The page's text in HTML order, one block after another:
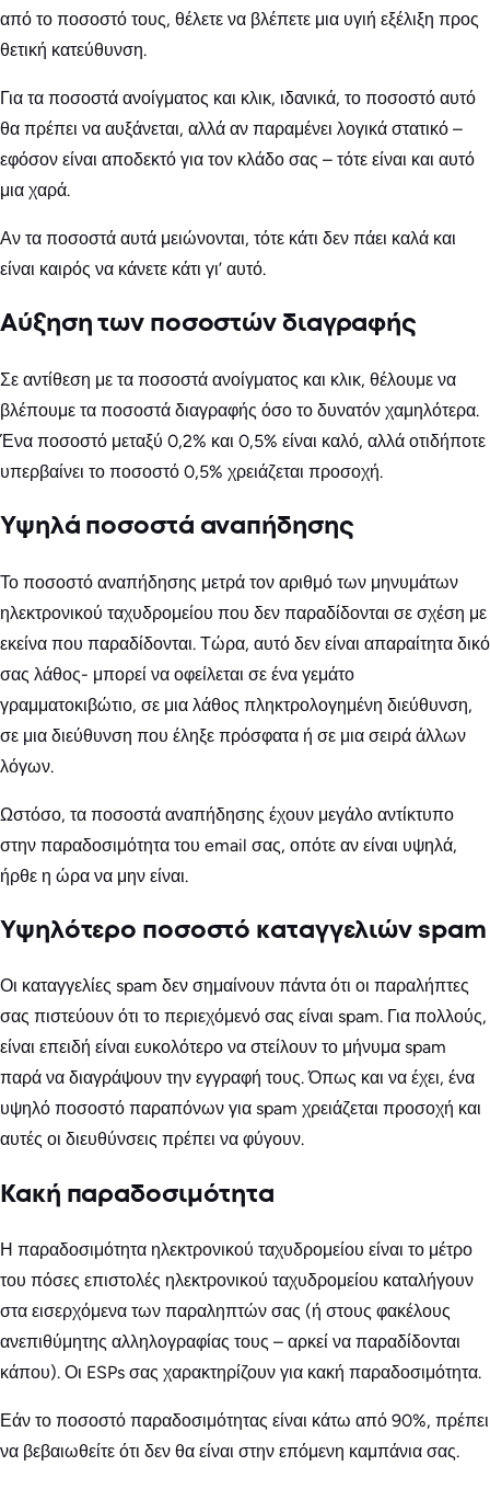
από το ποσοστό τους, θέλετε να βλέπετε μια υγιή εξέλιξη προς
θετική κατεύθυνση.
Για τα ποσοστά ανοίγματος και κλικ, ιδανικά, το ποσοστό αυτό
θα πρέπει να αυξάνεται, αλλά αν παραμένει λογικά στατικό –
εφόσον είναι αποδεκτό για τον κλάδο σας – τότε είναι και αυτό
μια χαρά.
Αν τα ποσοστά αυτά μειώνονται, τότε κάτι δεν πάει καλά και
είναι καιρός να κάνετε κάτι γι’ αυτό.
Αύξηση των ποσοστών διαγραφής
Σε αντίθεση με τα ποσοστά ανοίγματος και κλικ, θέλουμε να
βλέπουμε τα ποσοστά διαγραφής όσο το δυνατόν χαμηλότερα.
Ένα ποσοστό μεταξύ 0,2% και 0,5% είναι καλό, αλλά οτιδήποτε
υπερβαίνει το ποσοστό 0,5% χρειάζεται προσοχή.
Υψηλά ποσοστά αναπήδησης
Το ποσοστό αναπήδησης μετρά τον αριθμό των μηνυμάτων
ηλεκτρονικού ταχυδρομείου που δεν παραδίδονται σε σχέση με
εκείνα που παραδίδονται. Τώρα, αυτό δεν είναι απαραίτητα δικό
σας λάθος- μπορεί να οφείλεται σε ένα γεμάτο
γραμματοκιβώτιο, σε μια λάθος πληκτρολογημένη διεύθυνση,
σε μια διεύθυνση που έληξε πρόσφατα ή σε μια σειρά άλλων
λόγων.
Ωστόσο, τα ποσοστά αναπήδησης έχουν μεγάλο αντίκτυπο
στην παραδοσιμότητα του email σας, οπότε αν είναι υψηλά,
ήρθε η ώρα να μην είναι.
Υψηλότερο ποσοστό καταγγελιών spam
Οι καταγγελίες spam δεν σημαίνουν πάντα ότι οι παραλήπτες
σας πιστεύουν ότι το περιεχόμενό σας είναι spam. Για πολλούς,
είναι επειδή είναι ευκολότερο να στείλουν το μήνυμα spam
παρά να διαγράψουν την εγγραφή τους. Όπως και να έχει, ένα
υψηλό ποσοστό παραπόνων για spam χρειάζεται προσοχή και
αυτές οι διευθύνσεις πρέπει να φύγουν.
Κακή παραδοσιμότητα
Η παραδοσιμότητα ηλεκτρονικού ταχυδρομείου είναι το μέτρο
του πόσες επιστολές ηλεκτρονικού ταχυδρομείου καταλήγουν
στα εισερχόμενα των παραληπτών σας (ή στους φακέλους
ανεπιθύμητης αλληλογραφίας τους – αρκεί να παραδίδονται
κάπου). Οι ESPs σας χαρακτηρίζουν για κακή παραδοσιμότητα.
Εάν το ποσοστό παραδοσιμότητας είναι κάτω από 90%, πρέπει
να βεβαιωθείτε ότι δεν θα είναι στην επόμενη καμπάνια σας.